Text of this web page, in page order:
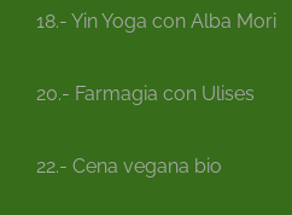
18.- Yin Yoga con Alba Mori
20.- Farmagia con Ulises
22.- Cena vegana bio